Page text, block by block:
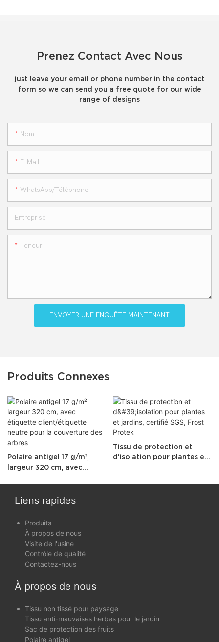
Prenez Contact Avec Nous
just leave your email or phone number in the contact
form so we can send you a free quote for our wide
range of designs
Nom
E-Mail
WhatsApp/téléphone
Entreprise
Teneur
ENVOYER UNE ENQUÊTE MAINTENANT
Produits Connexes
Polaire antigel 17 g/m²,
largeur 320 cm, avec
des arbres
Tissu de protection et
d'isolation pour plantes et
Liens rapides
Produits
À propos de nous
Visite de l'usine
Contrôle de qualité
Contactez-nous
À propos de nous
Tissu non tissé pour paysage
Tissu anti-mauvaises herbes pour le jardin
Sac de protection des fruits
Polaire antigel